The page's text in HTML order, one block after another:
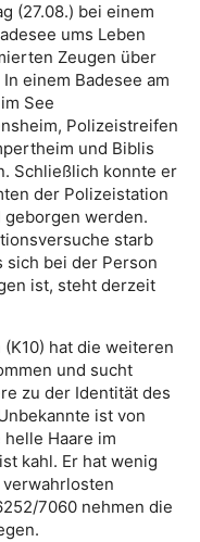
(27.08.) bei einem
ums Leben
Zeugen über
einem Badesee am
See
Polizeistreifen
und Biblis
Schließlich konnte er
der Polizeistation
geborgen werden.
starb
sich bei der Person
ist, steht derzeit
hat die weiteren
und sucht
zu der Identität des
ist von
Haare im
kahl. Er hat wenig
7060 nehmen die